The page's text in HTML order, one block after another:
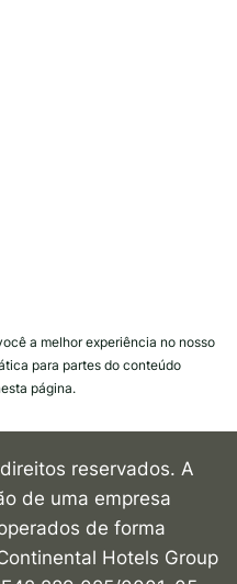
a melhor experiência no nosso
para partes do conteúdo
página.
reservados. A
de uma empresa
de forma
Hotels Group